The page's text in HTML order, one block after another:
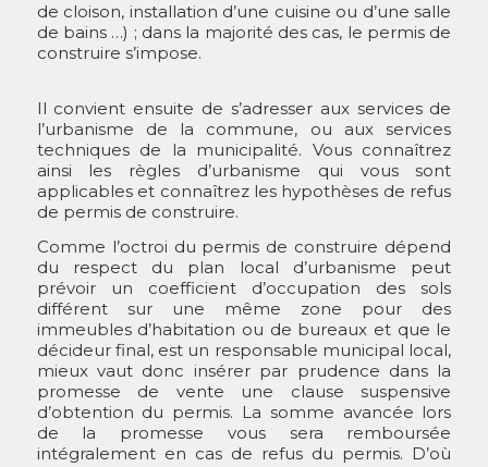
de cloison, installation d’une cuisine ou d’une salle
de bains …) ; dans la majorité des cas, le permis de
construire s’impose.
Il convient ensuite de s’adresser aux services de
l’urbanisme de la commune, ou aux services
techniques de la municipalité. Vous connaîtrez
ainsi les règles d’urbanisme qui vous sont
applicables et connaîtrez les hypothèses de refus
de permis de construire.
Comme l’octroi du permis de construire dépend
du respect du plan local d’urbanisme peut
prévoir un coefficient d’occupation des sols
différent sur une même zone pour des
immeubles d’habitation ou de bureaux et que le
décideur final, est un responsable municipal local,
mieux vaut donc insérer par prudence dans la
promesse de vente une clause suspensive
d’obtention du permis. La somme avancée lors
de la promesse vous sera remboursée
intégralement en cas de refus du permis. D’où